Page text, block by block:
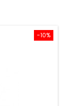
-10%